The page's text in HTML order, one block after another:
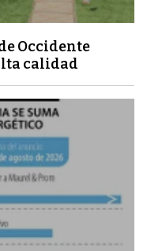
Occidente
calidad